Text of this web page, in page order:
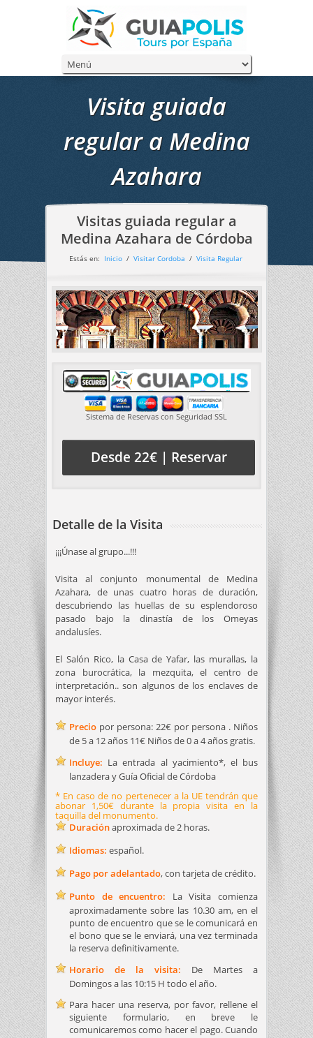
Visita guiada
regular a Medina
Azahara
Visitas guiada regular a
Medina Azahara de Córdoba
Estás en: Inicio / Visitar Cordoba / Visita Regular
Sistema de Reservas con Seguridad SSL
Desde 22€ | Reservar
Detalle de la Visita
¡¡¡Únase al grupo...!!!
Visita al conjunto monumental de Medina
Azahara, de unas cuatro horas de duración,
descubriendo las huellas de su esplendoroso
pasado bajo la dinastía de los Omeyas
andalusíes.
El Salón Rico, la Casa de Yafar, las murallas, la
zona burocrática, la mezquita, el centro de
interpretación.. son algunos de los enclaves de
mayor interés.
Precio por persona: 22€ por persona . Niños
de 5 a 12 años 11€ Niños de 0 a 4 años gratis.
Incluye: La entrada al yacimiento*, el bus
lanzadera y Guía Oficial de Córdoba
* En caso de no pertenecer a la UE tendrán que
abonar 1,50€ durante la propia visita en la
taquilla del monumento.
Duraciónaproximada de 2 horas.
Idiomas: español.
Pago por adelantado, con tarjeta de crédito.
Punto de encuentro: La Visita comienza
aproximadamente sobre las 10.30 am, en el
punto de encuentro que se le comunicará en
el bono que se le enviará, una vez terminada
la reserva definitivamente.
Horario de la visita: De Martes a
Domingos a las 10:15 H todo el año.
Para hacer una reserva, por favor, rellene el
siguiente formulario, en breve le
comunicaremos como hacer el pago. Cuando